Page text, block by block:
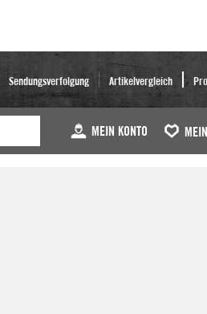
Sendungsverfolgung Artikelvergleich
MEIN KONTO